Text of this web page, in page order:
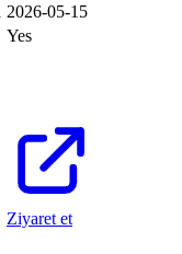
2026-05-15
Yes
Ziyaret et